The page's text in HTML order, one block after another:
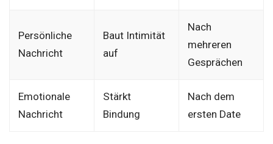
Persönliche
Nachricht
Baut Intimität
auf
Nach
mehreren
Gesprächen
Emotionale
Nachricht
Stärkt
Bindung
Nach dem
ersten Date